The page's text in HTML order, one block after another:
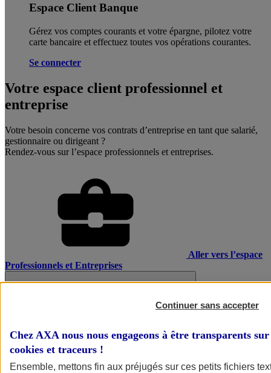
Espace Client Banque
Gérez vos comptes courants et votre épargne, pilotez votre
carte bancaire et effectuez toutes vos opérations courantes.
Se connecter
Votre espace client professionnel et
entreprise
Votre besoin concerne vos contrats d’entreprise en tant que salarié,
gestionnaire ou dirigeant ?
Rendez-vous sur l’espace professionnels et entreprises.
Aller vers l’espace
Professionnels et Entreprises
Continuer sans accepter
Chez AXA nous nous engageons à être transparents
cookies et traceurs !
Ensemble, mettons fin aux préjugés sur ces petits fichiers